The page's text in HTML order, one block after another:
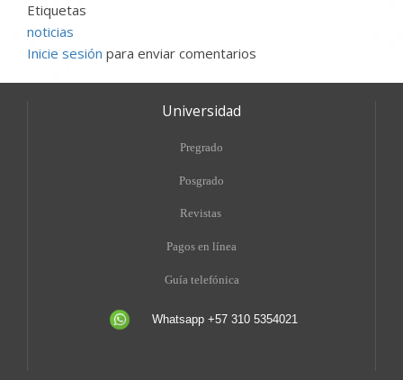
Etiquetas
noticias
Inicie sesión para enviar comentarios
Universidad
Pregrado
Posgrado
Revistas
Pagos en línea
Guía telefónica
Whatsapp +57 310 5354021